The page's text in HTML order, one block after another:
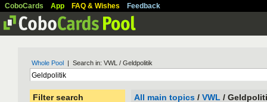
CoboCards App FAQ & Wishes Feedback
Whole Pool | Search in: VWL / Geldpolitik
Filter search All main topics / VWL /